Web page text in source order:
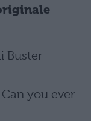
Buster
you ever